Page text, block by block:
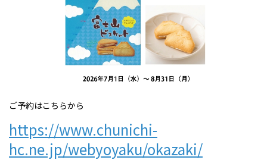
ご予約はこちらから
https://www.chunichi-
hc.ne.jp/webyoyaku/okazaki/